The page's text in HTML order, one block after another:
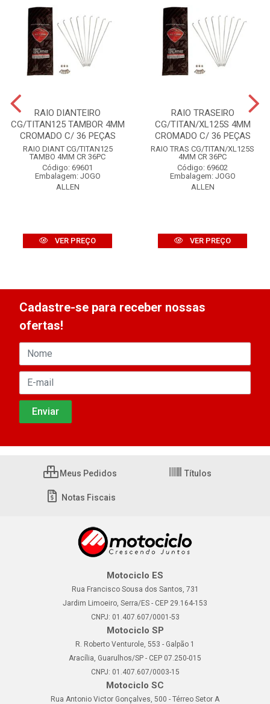
RAIO DIANTEIRO
CG/TITAN125 TAMBOR 4MM
CROMADO C/ 36 PEÇAS
RAIO DIANT CG/TITAN125
TAMBO 4MM CR 36PC
Código: 69601
Embalagem: JOGO
ALLEN
VER PREÇO
RAIO TRASEIRO
CG/TITAN/XL125S 4MM
CROMADO C/ 36 PEÇAS
RAIO TRAS CG/TITAN/XL125S
4MM CR 36PC
Código: 69602
Embalagem: JOGO
ALLEN
VER PREÇO
Cadastre-se para receber nossas
ofertas!
Meus Pedidos Títulos
Notas Fiscais
Motociclo ES
Rua Francisco Sousa dos Santos, 731
Jardim Limoeiro, Serra/ES - CEP 29.164-153
CNPJ: 01.407.607/0001-53
Motociclo SP
R. Roberto Venturole, 553 - Galpão 1
Aracília, Guarulhos/SP - CEP 07.250-015
CNPJ: 01.407.607/0003-15
Motociclo SC
Rua Antonio Victor Gonçalves, 500 - Térreo Setor A